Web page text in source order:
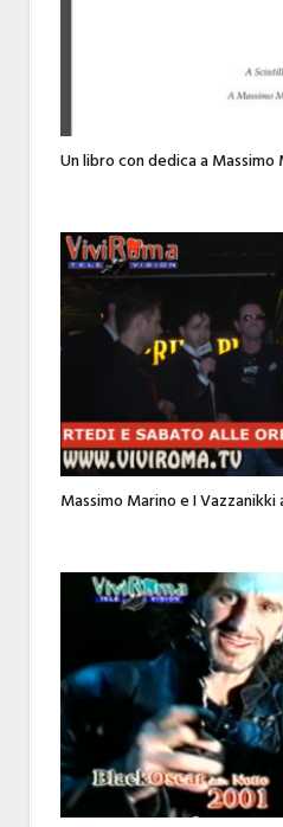
Un libro con dedica a Massimo
Massimo Marino e I Vazzanikki